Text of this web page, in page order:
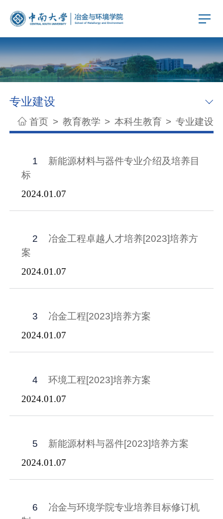
专业建设
首页 > 教育教学 > 本科生教育 > 专业建设
1
新能源材料与器件专业介绍及培养目
标
2024.01.07
2
冶金工程卓越人才培养[2023]培养方
案
2024.01.07
3
冶金工程[2023]培养方案
2024.01.07
4
环境工程[2023]培养方案
2024.01.07
5
新能源材料与器件[2023]培养方案
2024.01.07
6
冶金与环境学院专业培养目标修订机